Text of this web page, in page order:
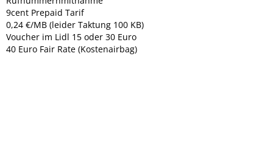
9cent Prepaid Tarif
0,24 €/MB (leider Taktung 100 KB)
Voucher im Lidl 15 oder 30 Euro
40 Euro Fair Rate (Kostenairbag)